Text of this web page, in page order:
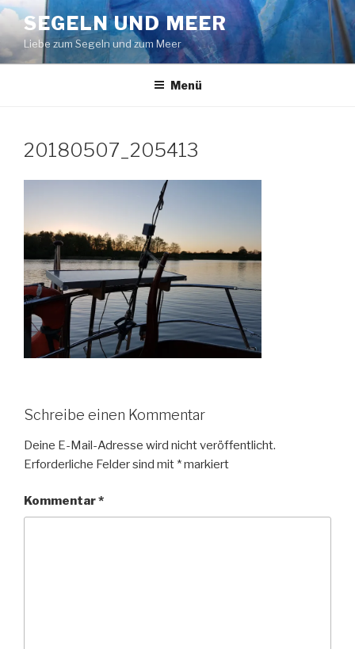
Zum
Inhalt
springen
SEGELN UND MEER
Liebe zum Segeln und zum Meer
Menü
20180507_205413
Schreibe einen Kommentar
Deine E-Mail-Adresse wird nicht veröffentlicht.
Erforderliche Felder sind mit *markiert
Kommentar*